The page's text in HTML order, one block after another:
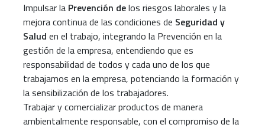
Impulsar la Prevención delos riesgos laborales y la
mejora continua de las condiciones de Seguridad y
Salud en el trabajo, integrando la Prevención en la
gestión de la empresa, entendiendo que es
responsabilidad de todos y cada uno de los que
trabajamos en la empresa, potenciando la formación y
la sensibilización de los trabajadores.
Trabajar y comercializar productos de manera
ambientalmente responsable, con el compromiso de la